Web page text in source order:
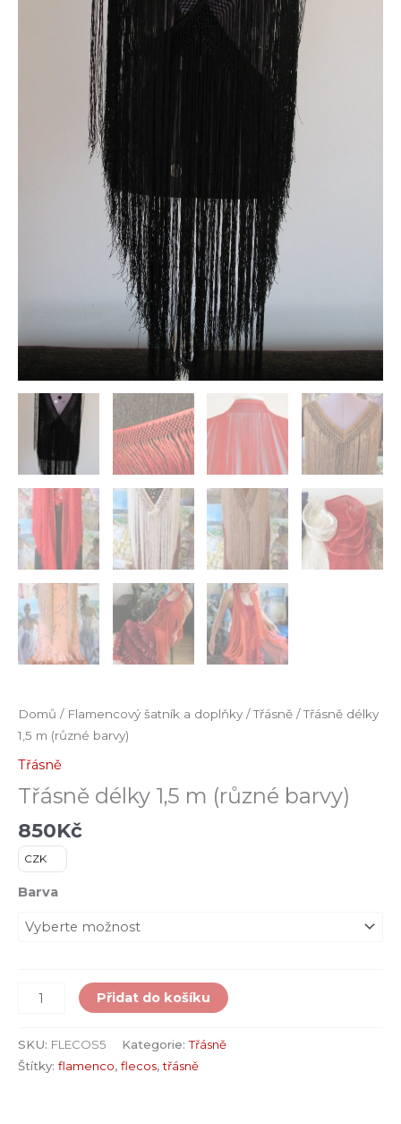
Domů / Flamencový šatník a doplňky /Třásně / Třásně délky
1,5 m (různé barvy)
Třásně
Třásně délky 1,5 m (různé barvy)
850Kč
CZK
Barva
Přidat do košíku
SKU: FLECOS5 Kategorie:Třásně
Štítky: flamenco, flecos,třásně